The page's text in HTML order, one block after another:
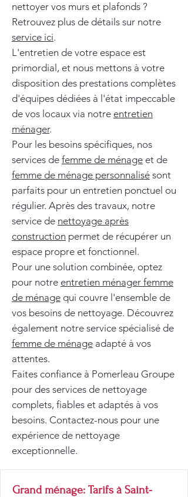
nettoyer vos murs et plafonds ?
Retrouvez plus de détails sur notre
service ici.
L'entretien de votre espace est
primordial, et nous mettons à votre
disposition des prestations complètes
d'équipes dédiées à l'état impeccable
de vos locaux via notre entretien
ménager.
Pour les besoins spécifiques, nos
services de femme de ménage et de
femme de ménage personnalisé sont
parfaits pour un entretien ponctuel ou
régulier. Après des travaux, notre
service de nettoyage après
construction permet de récupérer un
espace propre et fonctionnel.
Pour une solution combinée, optez
pour notre entretien ménager femme
de ménage qui couvre l'ensemble de
vos besoins de nettoyage. Découvrez
également notre service spécialisé de
femme de ménage adapté à vos
attentes.
Faites confiance à Pomerleau Groupe
pour des services de nettoyage
complets, fiables et adaptés à vos
besoins. Contactez-nous pour une
expérience de nettoyage
exceptionnelle.
Grand ménage: Tarifs à Saint-